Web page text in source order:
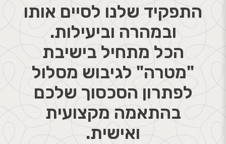
התפקיד שלנו לסיים אותו
ובמהרה וביעילות.
הכל מתחיל בישיבת
"מטרה" לגיבוש מסלול
לפתרון הסכסוך שלכם
בהתאמה מקצועית
ואישית.